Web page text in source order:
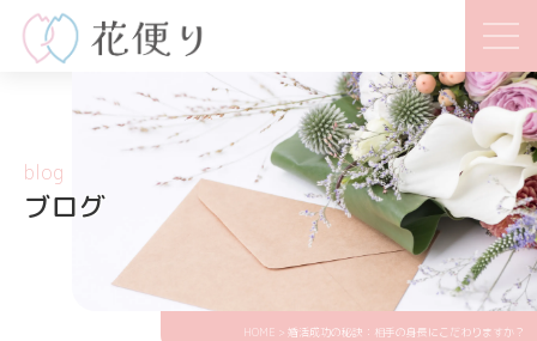
blog
ブログ
HOME > 婚活成功の秘訣：相手の身長にこだわりますか？